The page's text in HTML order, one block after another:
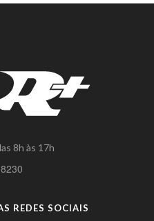
8h às 17h
REDES SOCIAIS